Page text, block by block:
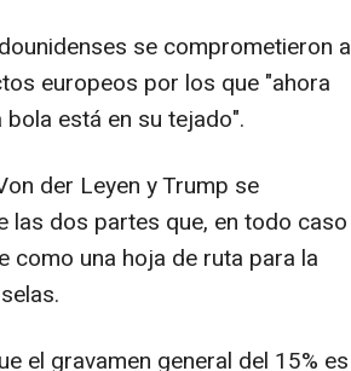
se comprometieron a
europeos por los que "ahora
está en su tejado".
der Leyen y Trump se
las dos partes que, en todo caso
como una hoja de ruta para la
el gravamen general del 15% es